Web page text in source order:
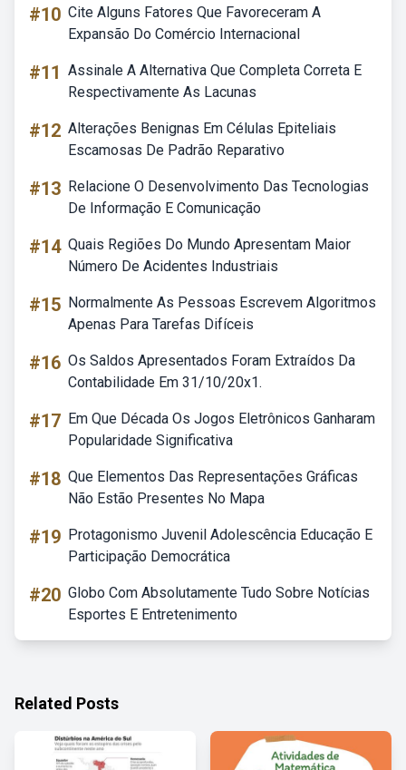
#10 Cite Alguns Fatores Que Favoreceram A
Expansão Do Comércio Internacional
#11 Assinale A Alternativa Que Completa Correta E
Respectivamente As Lacunas
#12 Alterações Benignas Em Células Epiteliais
Escamosas De Padrão Reparativo
#13 Relacione O Desenvolvimento Das Tecnologias
De Informação E Comunicação
#14 Quais Regiões Do Mundo Apresentam Maior
Número De Acidentes Industriais
#15 Normalmente As Pessoas Escrevem Algoritmos
Apenas Para Tarefas Difíceis
#16 Os Saldos Apresentados Foram Extraídos Da
Contabilidade Em 31/10/20x1.
#17 Em Que Década Os Jogos Eletrônicos Ganharam
Popularidade Significativa
#18 Que Elementos Das Representações Gráficas
Não Estão Presentes No Mapa
#19 Protagonismo Juvenil Adolescência Educação E
Participação Democrática
#20 Globo Com Absolutamente Tudo Sobre Notícias
Esportes E Entretenimento
Related Posts